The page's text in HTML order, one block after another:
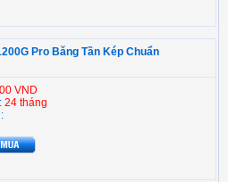
Pro Băng Tần Kép Chuẩn
VND
24 tháng